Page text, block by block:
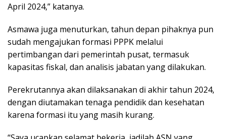
April 2024,” katanya.
Asmawa juga menuturkan, tahun depan pihaknya pun
sudah mengajukan formasi PPPK melalui
pertimbangan dari pemerintah pusat, termasuk
kapasitas fiskal, dan analisis jabatan yang dilakukan.
Perekrutannya akan dilaksanakan di akhir tahun 2024,
dengan diutamakan tenaga pendidik dan kesehatan
karena formasi itu yang masih kurang.